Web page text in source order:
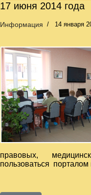
17 июня 2014 года
Информация 14 января
правовых,
пользоваться порталом